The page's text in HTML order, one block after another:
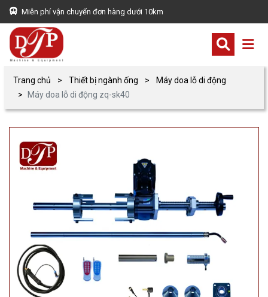
Miễn phí vận chuyển đơn hàng dưới 10km
Trang chủ Thiết bị ngành ống
Máy doa lỗ di động
Máy doa lỗ di động zq-sk40